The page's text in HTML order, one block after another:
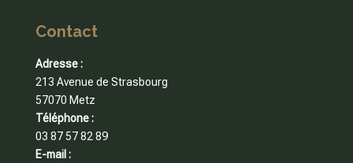
Contact
Adresse :
213 Avenue de Strasbourg
57070 Metz
Téléphone :
03 87 57 82 89
E-mail :